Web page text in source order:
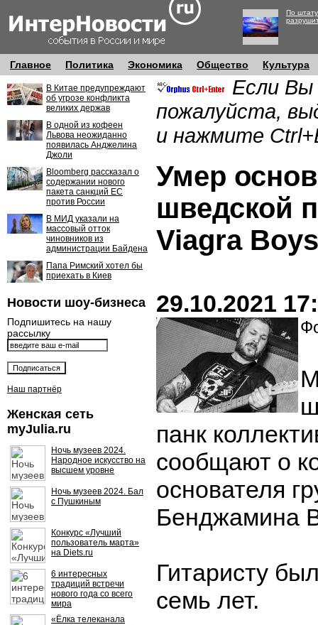
По
Главное Политика Экономика Общество Культура
В Китае предупреждают
об угрозе конфликта
великих держав
В одной из кофеен
Львова неожиданно
появилась Анджелина
Джоли
Bloomberg рассказал о
содержании нового
пакета санкций ЕС
против России
В МИД указали на
массовый отток
чиновников из
администрации Байдена
Папа Римский хотел бы
приехать в Киев
Новости шоу-бизнеса
Подпишитесь на нашу
рассылку
Наш партнёр
Женская сеть
myJulia.ru
Ночь музеев 2024.
Народное искусство на
высшем уровне
Ночь музеев 2024. Бал
с Пушкиным
Конкурс «Лучший
пользователь марта»
на Diets.ru
6 интересных
традиций встречи
нового года со всего
мира
«Ёлка телеканала
Если Вы
пожалуйста,
и нажмите
Умер
шведской
Viagra Boys
29.10.2021
панк
сообщают о
основателя
Бенджамина
Гитаристу
семь лет.